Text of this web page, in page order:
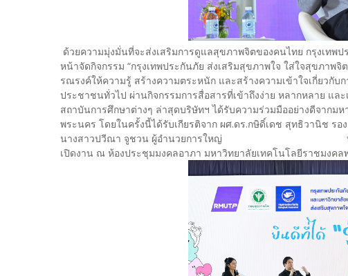
ด้วยความมุ่งมั่นที่จะส่งเสริมการดูแลสุขภาพจิตของคนไทย กรุงเท
หน้าจัดกิจกรรม “กรุงเทพประกันภัย ส่งเสริมสุขภาพใจ ใส่ใจสุขภาพจิ
รณรงค์ให้ความรู้ สร้างความตระหนัก และสร้างความเข้าใจเกี่ยวกั
ประชาชนทั่วไป ผ่านกิจกรรมการสื่อสารที่เข้าถึงง่าย หลากหลาย แ
สถาบันการศึกษาต่างๆ ล่าสุดบริษัทฯ ได้รับความร่วมมืออย่างดีจาก
พระนคร โดยในครั้งนี้ได้รับเกียรติจาก ผศ.ดร.กษิดิ์เดช สุทธิวานิช ร
นางสาวปวีณา จูชวน ผู้อำนวยการใหญ่ บริษัท กรุงเ
เปิดงาน ณ ห้องประชุมมงคลอาภา มหาวิทยาลัยเทคโนโลยีราชมงค